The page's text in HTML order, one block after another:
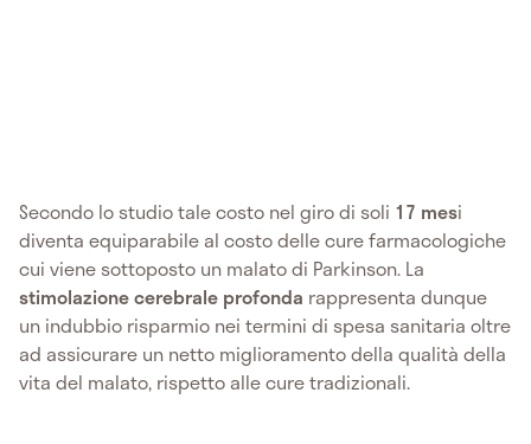
Secondo lo studio tale costo nel giro di soli 17 mesi
diventa equiparabile al costo delle cure farmacologiche
cui viene sottoposto un malato di Parkinson. La
stimolazione cerebrale profonda rappresenta dunque
un indubbio risparmio nei termini di spesa sanitaria oltre
ad assicurare un netto miglioramento della qualità della
vita del malato, rispetto alle cure tradizionali.